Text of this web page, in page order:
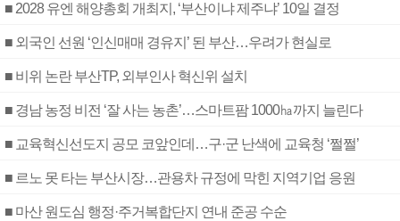
■ 2028 유엔 해양총회 개최지, ‘부산이냐 제주냐’ 10일 결정
■ 외국인 선원 ‘인신매매 경유지’ 된 부산…우려가 현실로
■ 비위 논란 부산TP, 외부인사 혁신위 설치
■ 경남 농정 비전 ‘잘 사는 농촌’…스마트팜 1000㏊까지 늘린다
■ 교육혁신선도지 공모 코앞인데…구·군 난색에 교육청 ‘쩔쩔’
■ 르노 못 타는 부산시장…관용차 규정에 막힌 지역기업 응원
■ 마산 원도심 행정·주거복합단지 연내 준공 수순